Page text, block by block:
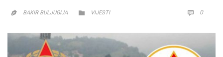
 BAKIR BULJUGIJA  CATEGORY
VIJESTI  0